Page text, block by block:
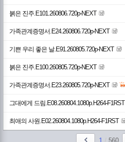
붉은 진주.E101.260806.720p-NEXT
가족관계증명서.E24.260806.720p-NEXT
기쁜 우리 좋은 날.E91.260805.720p-NEXT
붉은 진주.E100.260805.720p-NEXT
가족관계증명서.E23.260805.720p-NEXT
그대에게 드림.E08.260804.1080p.H264-F1RST
최애의 사원.E02.260804.1080p.H264-F1RST
1 560